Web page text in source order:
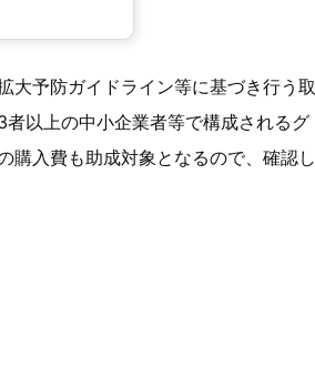
大予防ガイドライン等に基づき行う取
以上の中小企業者等で構成されるグ
購入費も助成対象となるので、確認し